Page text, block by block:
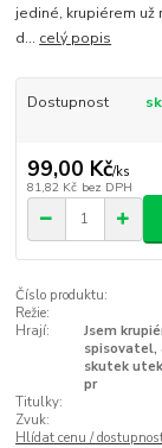
jediné, krupiérem už
d... celý popis
Dostupnost
99,00 Kč/ks
81,82 Kč bez DPH
Číslo produktu:
Režie:
Hrají:
Jsem
spisovatel,
skutek
pr
Titulky:
Zvuk:
Hlídat cenu /